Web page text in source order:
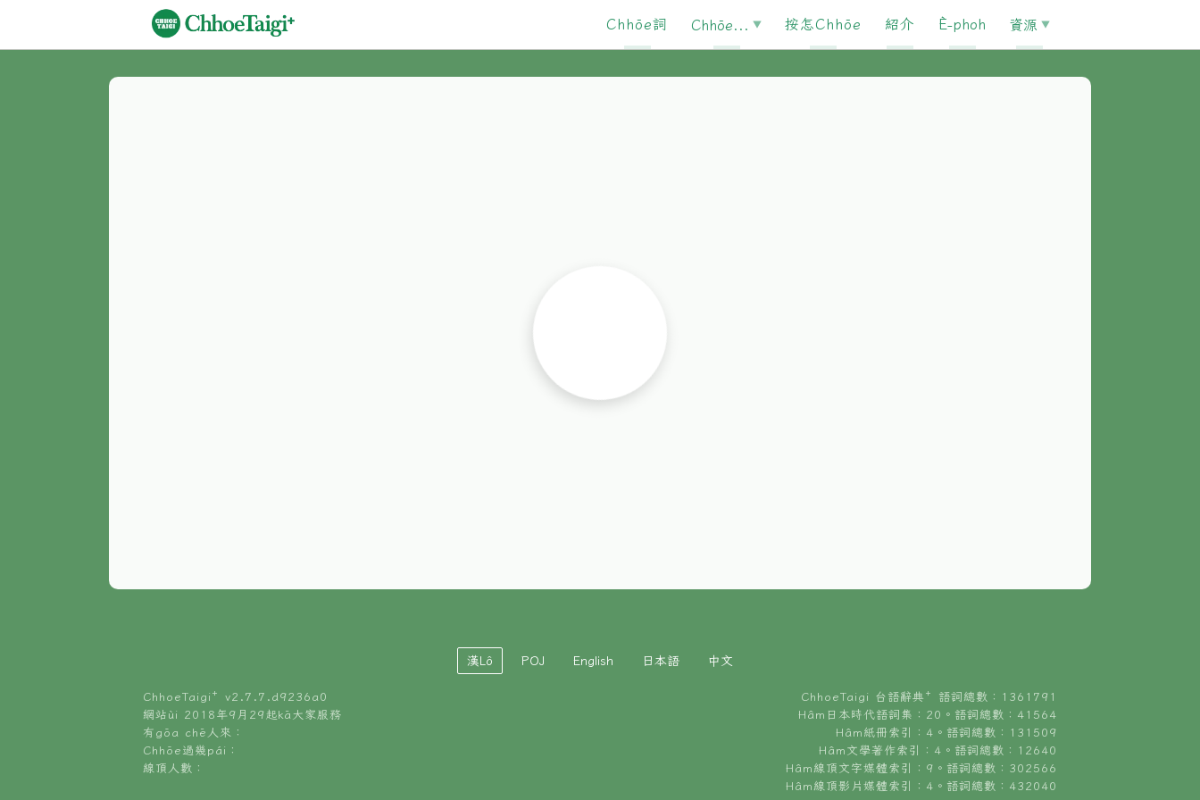
Chhōe詞 Chhōe... 按怎Chhōe 紹介 È-phoh 資源
漢Lô POJ English 日本語 中文
ChhoeTaigi⁺ v2.7.7.d9236a0
網站ùi 2018年9月29起kā大家服務
有gōa chē人來：
Chhōe過幾pái：
線頂人數：
ChhoeTaigi 台語辭典⁺ 語詞總數：1361791
Hâm日本時代語詞集：20。語詞總數：41564
Hâm紙冊索引：4。語詞總數：131509
Hâm文學著作索引：4。語詞總數：12640
Hâm線頂文字媒體索引：9。語詞總數：302566
Hâm線頂影片媒體索引：4。語詞總數：432040